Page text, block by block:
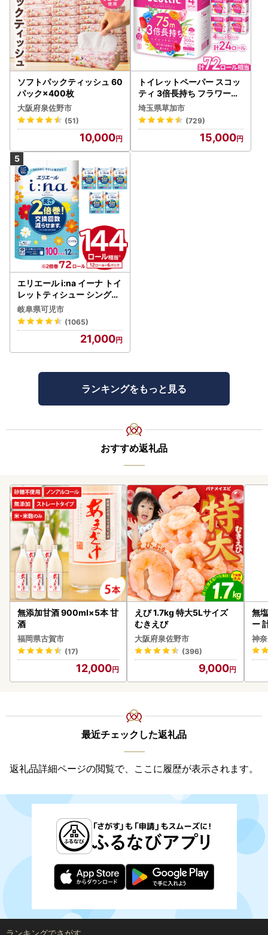
ソフトパックティッシュ 60
パック×400枚
大阪府泉佐野市
(51)
10,000
トイレットペーパー スコッ
ティ 3倍長持ち フラワーパ
ック 4ロール×6P
埼玉県草加市
(729)
15,000
エリエール i:na イーナ トイ
レットティシュー シングル
100巻 12ロール×6P【009
5-005】トイレットペーパ
ー
岐阜県可児市
(1065)
21,000
ランキングをもっと見る
おすすめ返礼品
無添加甘酒 900ml×5本 甘
酒
福岡県古賀市
(17)
12,000
えび 1.7kg 特大5Lサイズ
むきえび
大阪府泉佐野市
(396)
9,000
無
ー
】
神
最近チェックした返礼品
返礼品詳細ページの閲覧で、ここに履歴が表示されます。